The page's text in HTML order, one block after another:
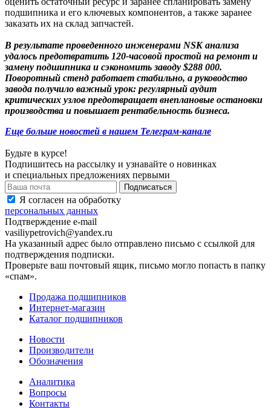
подшипника и его ключевых компонентов, а также заранее
заказать их на склад запчастей.
В результате проведенного инженерами NSK анализа
удалось предотвратить 120-часовой простой на ремонт и
замену подшипника и сэкономить заводу $288 000.
Поворотный стенд работает стабильно, а руководство
завода получило важный урок: регулярный аудит
критических узлов предотвращает внеплановые остановки
производства и повышает рентабельность бизнеса.
Еще больше новостей в нашем Телеграм-канале
Будьте в курсе!
Подпишитесь на рассылку и узнавайте о новинках
и специальных предложениях первыми
Я согласен на обработку
персональных данных
Подтверждение e-mail
vasiliypetrovich@yandex.ru
На указанный адрес было отправлено письмо с ссылкой для
подтверждения подписки.
Проверьте ваш почтовый ящик, письмо могло попасть в папку
«спам».
Продажа подшипников
Интернет-магазин
Каталог подшипников
Новости
Производители
Обозначения
Аналитика
Вопросы
Контакты